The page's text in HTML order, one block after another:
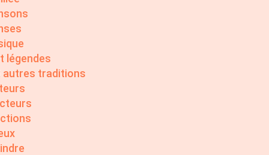
légendes
autres traditions